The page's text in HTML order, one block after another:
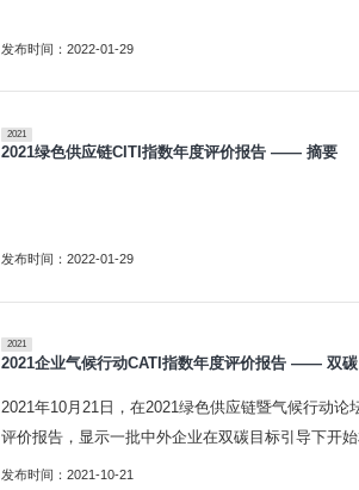
发布时间：2022-01-29
2021
2021绿色供应链CITI指数年度评价报告 —— 摘要
发布时间：2022-01-29
2021
2021企业气候行动CATI指数年度评价报告 —— 双
2021年10月21日，在2021绿色供应链暨气候行动
评价报告，显示一批中外企业在双碳目标引导下开
发布时间：2021-10-21